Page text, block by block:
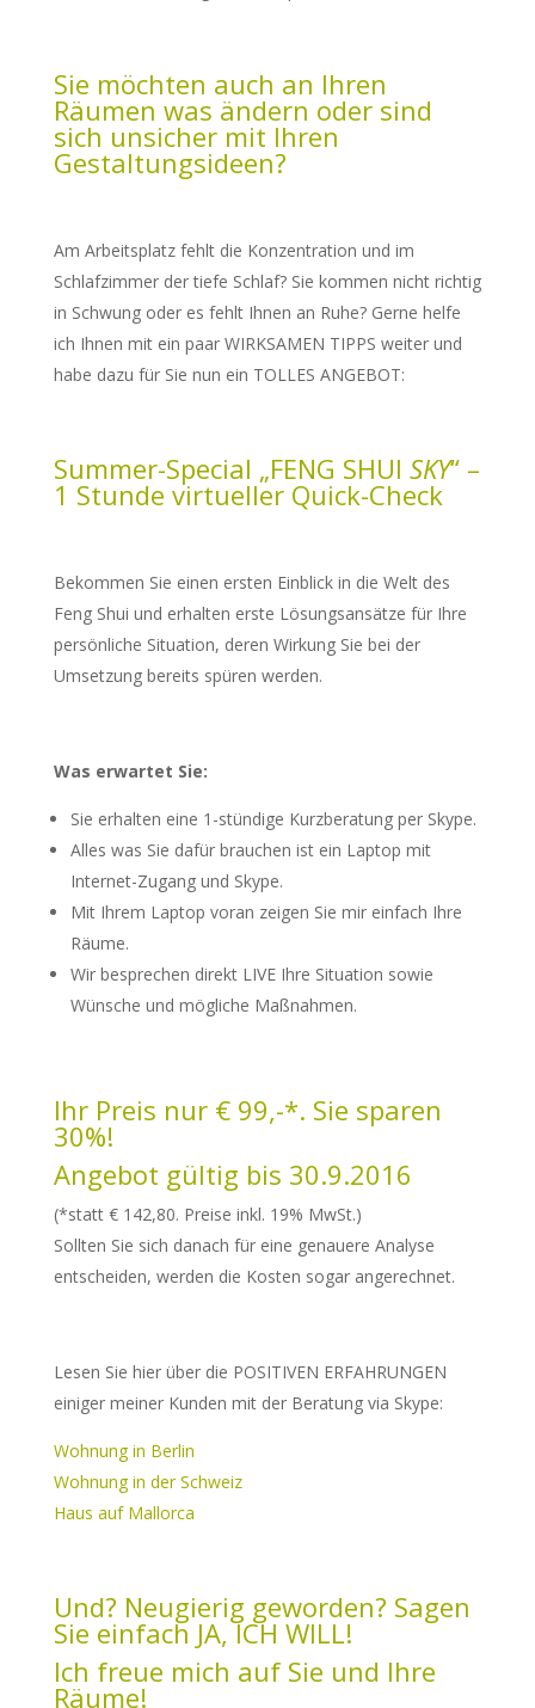
Sie möchten auch an Ihren
Räumen was ändern oder sind
sich unsicher mit Ihren
Gestaltungsideen?
Am Arbeitsplatz fehlt die Konzentration und im
Schlafzimmer der tiefe Schlaf? Sie kommen nicht richtig
in Schwung oder es fehlt Ihnen an Ruhe? Gerne helfe
ich Ihnen mit ein paar WIRKSAMEN TIPPS weiter und
habe dazu für Sie nun ein TOLLES ANGEBOT:
Summer-Special „FENG SHUI SKY“ –
1 Stunde virtueller Quick-Check
Bekommen Sie einen ersten Einblick in die Welt des
Feng Shui und erhalten erste Lösungsansätze für Ihre
persönliche Situation, deren Wirkung Sie bei der
Umsetzung bereits spüren werden.
Was erwartet Sie:
Sie erhalten eine 1-stündige Kurzberatung per Skype.
Alles was Sie dafür brauchen ist ein Laptop mit
Internet-Zugang und Skype.
Mit Ihrem Laptop voran zeigen Sie mir einfach Ihre
Räume.
Wir besprechen direkt LIVE Ihre Situation sowie
Wünsche und mögliche Maßnahmen.
Ihr Preis nur € 99,-*. Sie sparen
30%!
Angebot gültig bis 30.9.2016
(*statt € 142,80. Preise inkl. 19% MwSt.)
Sollten Sie sich danach für eine genauere Analyse
entscheiden, werden die Kosten sogar angerechnet.
Lesen Sie hier über die POSITIVEN ERFAHRUNGEN
einiger meiner Kunden mit der Beratung via Skype:
Wohnung in Berlin
Wohnung in der Schweiz
Haus auf Mallorca
Und? Neugierig geworden? Sagen
Sie einfach JA, ICH WILL!
Ich freue mich auf Sie und Ihre
Räume!